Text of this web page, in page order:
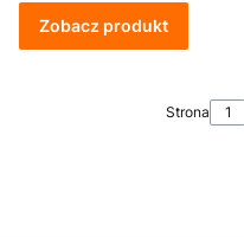
Zobacz produkt
Strona